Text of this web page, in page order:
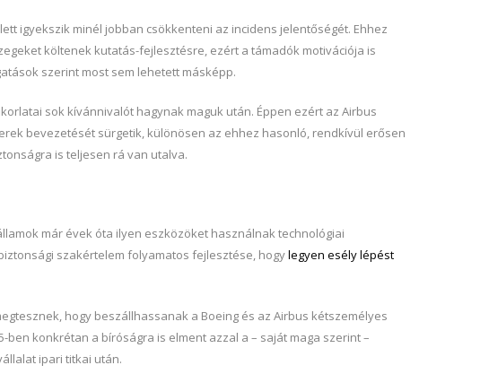
igyekszik minél jobban csökkenteni az incidens jelentőségét. Ehhez
költenek kutatás-fejlesztésre, ezért a támadók motivációja is
szerint most sem lehetett másképp.
sok kívánnivalót hagynak maguk után. Éppen ezért az Airbus
bevezetését sürgetik, különösen az ehhez hasonló, rendkívül erősen
is teljesen rá van utalva.
már évek óta ilyen eszközöket használnak technológiai
szakértelem folyamatos fejlesztése, hogylegyen esély lépést
hogy beszállhassanak a Boeing és az Airbus kétszemélyes
konkrétan a bíróságra is elment azzal a – saját maga szerint –
ipari titkai után.